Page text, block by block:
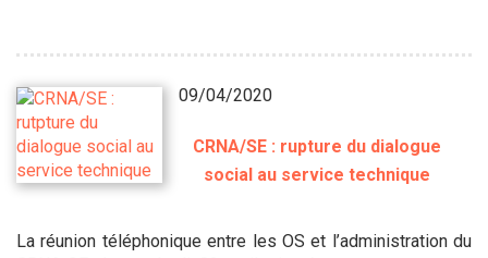
09/04/2020
CRNA/SE : rupture du dialogue
social au service technique
La réunion téléphonique entre les OS et l’administration du